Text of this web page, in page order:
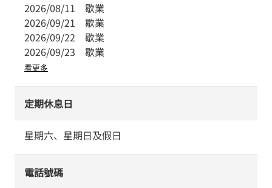
2026/08/11 歇業
2026/09/21 歇業
2026/09/22 歇業
2026/09/23 歇業
看更多
定期休息日
星期六、星期日及假日
電話號碼